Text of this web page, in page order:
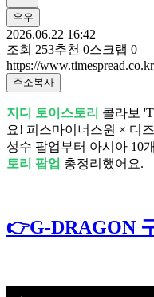
우우
2026.06.22 16:42
조회 253추천 0스크랩 0
https://
주소복사
지디 토이스토리 콜라보
요! 피스마이너스원 × 디
성수 팝업부터 아시아 10
토리 팝업 총정리했어요.
👉G-DRAGON